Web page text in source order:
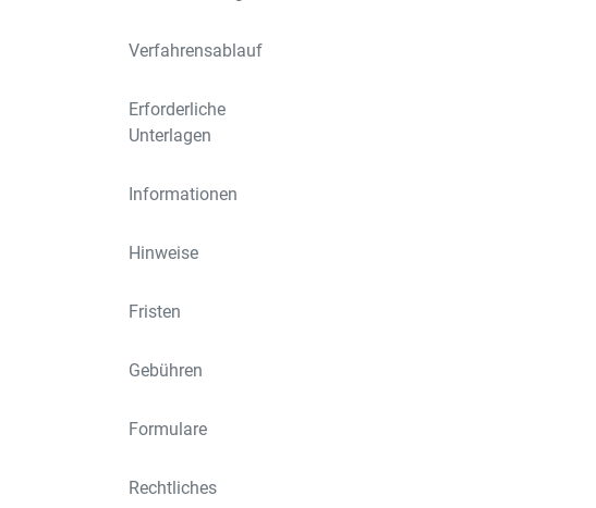
Verfahrensablauf
Erforderliche
Unterlagen
Informationen
Hinweise
Fristen
Gebühren
Formulare
Rechtliches